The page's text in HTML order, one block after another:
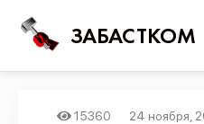
ЗАБАСТКОМ
15360
24 ноября,